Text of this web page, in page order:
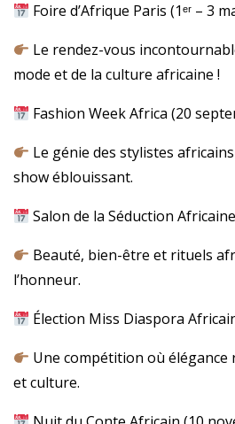
Foire d’Afrique Paris (1ᵉʳ – 3
Le rendez-vous
mode et de la culture africaine !
Fashion Week Africa (20
Le génie des stylistes
show éblouissant.
Salon de la Séduction
Beauté, bien-être et rituels
l’honneur.
Élection Miss Diaspora
Une compétition où élégance
et culture.